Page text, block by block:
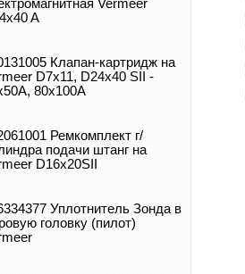
Vermeer
A
Клапан-картридж на
D7х11, D24x40 SII -
80x100A
Ремкомплект г/
подачи штанг на
D16x20SII
Уплотнитель Зонда в
головку (пилот)